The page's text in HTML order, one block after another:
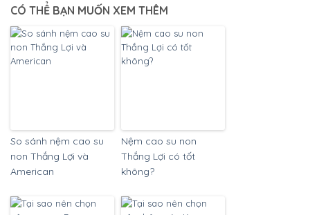
CÓ THỂ BẠN MUỐN XEM THÊM
So sánh nệm cao su
non Thắng Lợi và
American
Nệm cao su non
Thắng Lợi có tốt
không?